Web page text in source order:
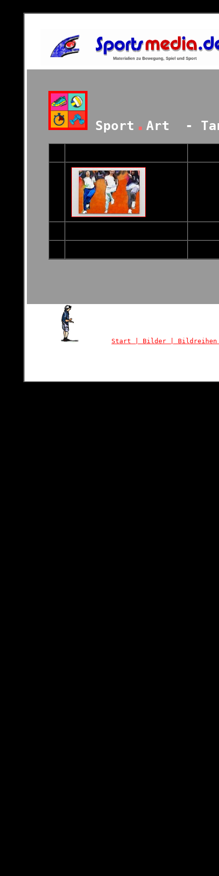
Sport . Art -
Start | Bilder